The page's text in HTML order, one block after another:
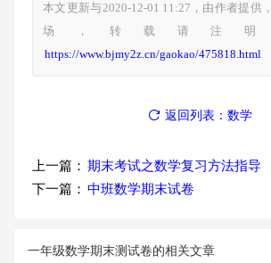
本文更新与2020-12-01 11:27，由作者提供
场，转载请注明
https://www.bjmy2z.cn/gaokao/475818.html
返回列表：数学
上一篇： 期末考试之数学复习方法指导
下一篇： 中班数学期末试卷
一年级数学期末测试卷的相关文章